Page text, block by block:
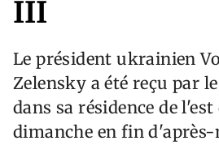
III
Le président ukrainien
Zelensky a été reçu par
dans sa résidence de
dimanche en fin